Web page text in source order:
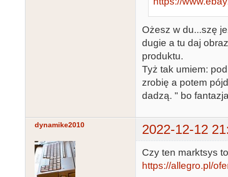
Ożesz w du...szę
dugie a tu daj
produktu.
Tyż tak umiem:
zrobię a potem
dadzą. " bo
dynamike2010 2022-12-12
Czy ten marktsys
https://allegro.pl/